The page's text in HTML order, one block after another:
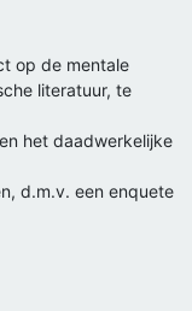
op de mentale
literatuur, te
het daadwerkelijke
d.m.v. een enquete